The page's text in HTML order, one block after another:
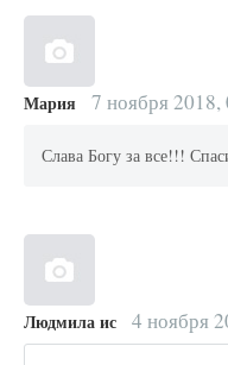
Мария 7 ноября 2018,
Слава Богу за все!!!
Людмила ис 4 ноября